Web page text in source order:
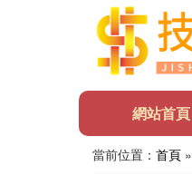
網站首頁
當前位置： 首頁 »